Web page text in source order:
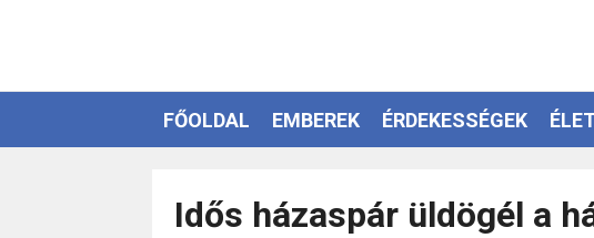
FŐOLDAL EMBEREK ÉRDEKESSÉGEK
Idős házaspár üldögél a